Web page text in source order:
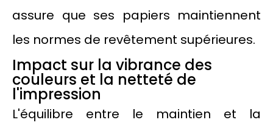
assure que ses papiers maintiennent
les normes de revêtement supérieures.
Impact sur la vibrance des
couleurs et la netteté de
l'impression
L'équilibre entre le maintien et la